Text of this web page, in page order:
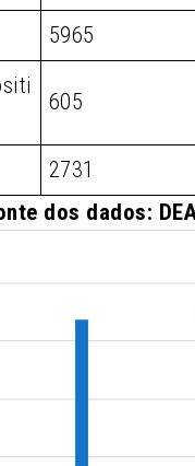
5965
605
2731
dos dados: